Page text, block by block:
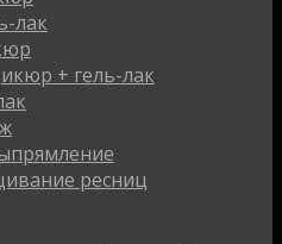
лак
+ гель-лак
ресниц